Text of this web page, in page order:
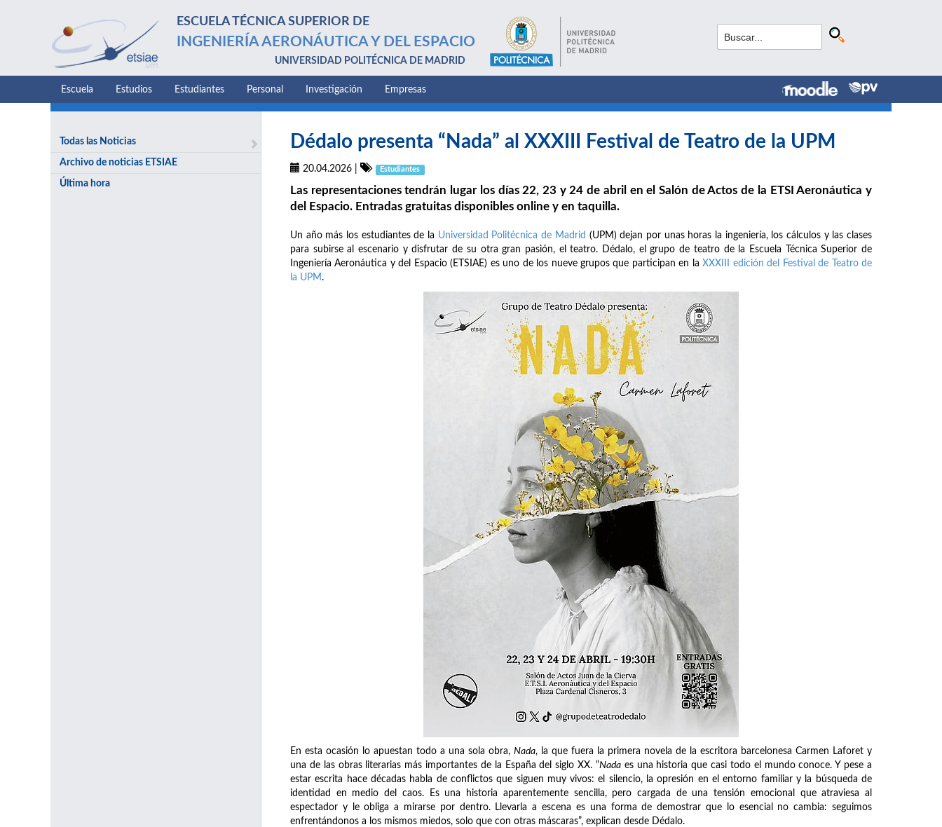
ESCUELA TÉCNICA SUPERIOR DE
INGENIERÍA AERONÁUTICA Y DEL ESPACIO
UNIVERSIDAD POLITÉCNICA DE MADRID
Escuela Estudios Estudiantes Personal Investigación Empresas
Todas las Noticias
Archivo de noticias ETSIAE
Última hora
Dédalo presenta “Nada” al XXXIII Festival de Teatro de la UPM
20.04.2026 Estudiantes
Las representaciones tendrán lugar los días 22, 23 y 24 de abril en el Salón de Actos de la ETSI Aeronáutica y
del Espacio. Entradas gratuitas disponibles online y en taquilla.
Un año más los estudiantes de la Universidad Politécnica de Madrid (UPM) dejan por unas horas la ingeniería, los cálculos y las clases
para subirse al escenario y disfrutar de su otra gran pasión, el teatro. Dédalo, el grupo de teatro de la Escuela Técnica Superior de
Ingeniería Aeronáutica y del Espacio (ETSIAE) es uno de los nueve grupos que participan en la XXXIII edición del Festival de Teatro de
la UPM .
En esta ocasión lo apuestan todo a una sola obra, Nada, la que fuera la primera novela de la escritora barcelonesa Carmen Laforet y
una de las obras literarias más importantes de la España del siglo XX. “Nadaes una historia que casi todo el mundo conoce. Y pese a
estar escrita hace décadas habla de conflictos que siguen muy vivos: el silencio, la opresión en el entorno familiar y la búsqueda de
identidad en medio del caos. Es una historia aparentemente sencilla, pero cargada de una tensión emocional que atraviesa al
espectador y le obliga a mirarse por dentro. Llevarla a escena es una forma de demostrar que lo esencial no cambia: seguimos
enfrentándonos a los mismos miedos, solo que con otras máscaras”, explican desde Dédalo.